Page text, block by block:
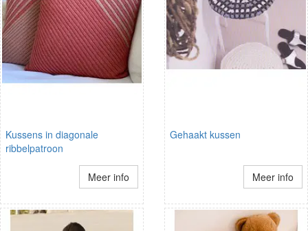
Kussens in diagonale
ribbelpatroon
Meer info
Gehaakt kussen
Meer info